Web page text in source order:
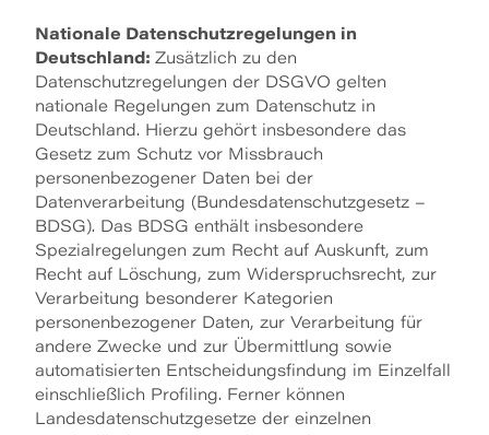
Nationale Datenschutzregelungen in
Deutschland: Zusätzlich zu den
Datenschutzregelungen der DSGVO gelten
nationale Regelungen zum Datenschutz in
Deutschland. Hierzu gehört insbesondere das
Gesetz zum Schutz vor Missbrauch
personenbezogener Daten bei der
Datenverarbeitung (Bundesdatenschutzgesetz –
BDSG). Das BDSG enthält insbesondere
Spezialregelungen zum Recht auf Auskunft, zum
Recht auf Löschung, zum Widerspruchsrecht, zur
Verarbeitung besonderer Kategorien
personenbezogener Daten, zur Verarbeitung für
andere Zwecke und zur Übermittlung sowie
automatisierten Entscheidungsfindung im Einzelfall
einschließlich Profiling. Ferner können
Landesdatenschutzgesetze der einzelnen